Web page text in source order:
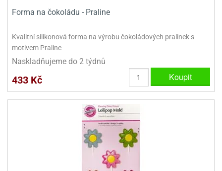
Forma na čokoládu - Praline
Kvalitní silikonová forma na výrobu čokoládových pralinek s
motivem Praline
Naskladňujeme do 2 týdnů
433 Kč Koupit